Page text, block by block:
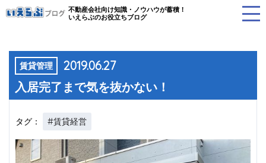
不動産会社向け知識・ノウハウが蓄積！
いえらぶのお役立ちブログ
賃貸管理 2019.06.27
入居完了まで気を抜かない！
タグ： #賃貸経営